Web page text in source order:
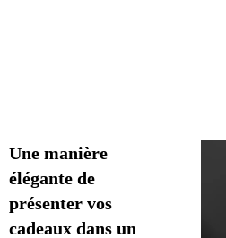
Une manière
élégante de
présenter vos
cadeaux dans un